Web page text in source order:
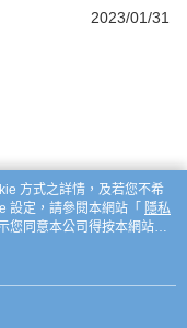
2023/01/31
方式之詳情，及若您不希
設定，請參閱本網站「 隱私
您同意本公司得按本網站使